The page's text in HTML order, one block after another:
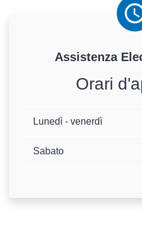
Assistenza
Orari
Lunedì - venerdì
Sabato